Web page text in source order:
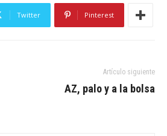
Twitter Pinterest
Artículo siguiente
AZ, palo y a la bolsa